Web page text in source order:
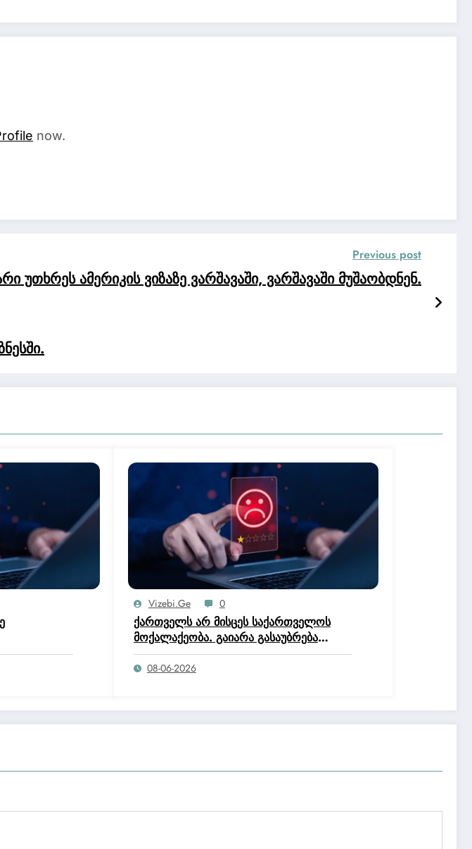
now.
Previous post
უთხრეს ამერიკის ვიზაზე ვარშავაში, ვარშავაში მუშაობდნენ.
Vizebi.ge 0
ქართველს არ მისცეს საქართველოს
მოქალაქეობა. გაიარა გასაუბრება
იუსტიციის სახლში და მოქალაქეობის
კომისია დაწერა, რომ არ ეკუთნის
08-06-2026